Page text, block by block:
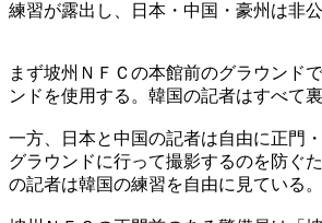
練習が露出し、日本・中国・豪州は非
まず坡州ＮＦＣの本館前のグラウンド
ンドを使用する。韓国の記者はすべて
一方、日本と中国の記者は自由に正門
グラウンドに行って撮影するのを防ぐ
の記者は韓国の練習を自由に見ている。